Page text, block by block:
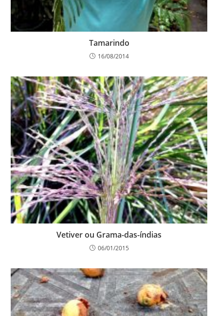
Tamarindo
16/08/2014
Vetiver ou Grama-das-índias
06/01/2015